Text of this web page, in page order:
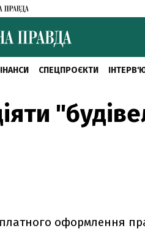
СПЕЦПРОЄКТИ
оформлення